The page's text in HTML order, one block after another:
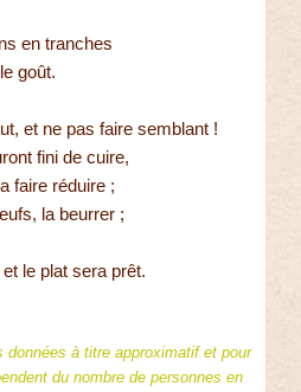
en tranches
goût.
et ne pas faire semblant !
fini de cuire,
faire réduire ;
la beurrer ;
le plat sera prêt.
données à titre approximatif et pour
du nombre de personnes en